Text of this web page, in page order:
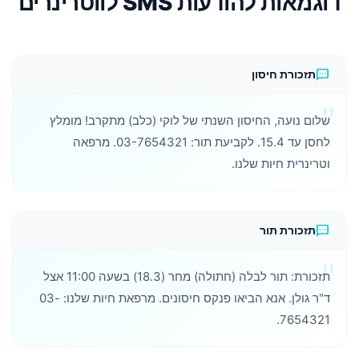
smsתזכורת חיסון
שלום נועה, החיסון השנתי של לוקי (כלב) מתקרב! מומלץ
לחסן עד 15.4. לקביעת תור: 03-7654321. מרפאה
וטרינרית חיות שלנו.
smsתזכורת תור
תזכורת: תור לבלה (חתולה) מחר (18.3) בשעה 11:00 אצל
ד"ר גולן. אנא הביאו פנקס חיסונים. מרפאת חיות שלנו: 03-
7654321.